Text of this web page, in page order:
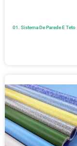
01. Sistema De Parede E Teto